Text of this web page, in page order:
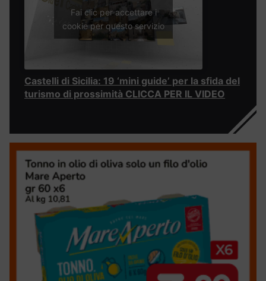
Fai clic per accettare i
cookie per questo servizio
Castelli di Sicilia: 19 ‘mini guide’ per la sfida del
turismo di prossimità CLICCA PER IL VIDEO